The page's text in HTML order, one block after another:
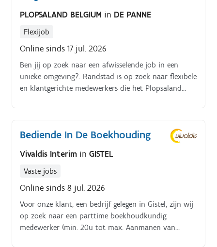
PLOPSALAND BELGIUM in DE PANNE
Flexijob
Online sinds 17 jul. 2026
Ben jij op zoek naar een afwisselende job in een
unieke omgeving?. Randstad is op zoek naar flexibele
en klantgerichte medewerkers die het Plopsaland
parttime baan zoekt, of de voorkeur geeft aan een
flexibele bijverdienste: wij bieden diverse
contractmogelijkheden bij Plopsaland Belgium Als
medewerker ben je een sleutelfiguur in de beleving
van hun bezoekers.
Bediende In De Boekhouding
Vivaldis Interim in GISTEL
Vaste jobs
Online sinds 8 jul. 2026
Voor onze klant, een bedrijf gelegen in Gistel, zijn wij
op zoek naar een parttime boekhoudkundig
medewerker (min. 20u tot max. Aanmanen van